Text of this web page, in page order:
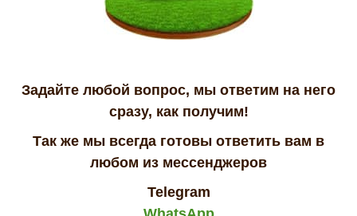
Задайте любой вопрос, мы ответим на него
сразу, как получим!
Так же мы всегда готовы ответить вам в
любом из мессенджеров
Telegram